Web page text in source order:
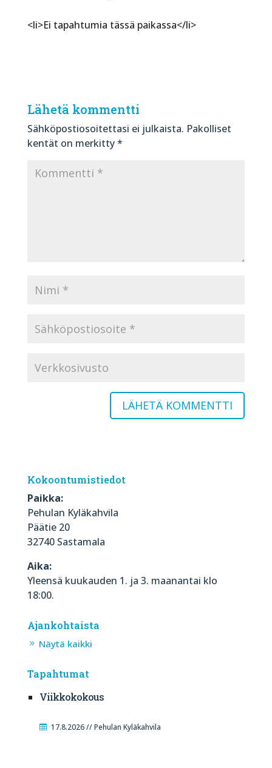
<li>Ei tapahtumia tässä paikassa</li>
Lähetä kommentti
Sähköpostiosoitettasi ei julkaista. Pakolliset
kentät on merkitty*
Kokoontumistiedot
Paikka:
Pehulan Kyläkahvila
Päätie 20
32740 Sastamala
Aika:
Yleensä kuukauden 1. ja 3. maanantai klo
18:00.
Ajankohtaista
Näytä kaikki
Tapahtumat
Viikkokokous
17.8.2026 // Pehulan Kyläkahvila